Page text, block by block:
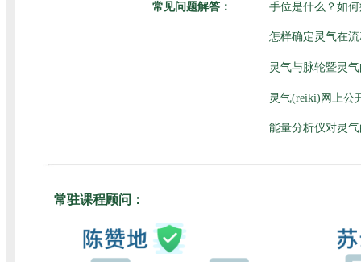
常见问题解答： 手位是什么？如
怎样确定灵气在
灵气与脉轮暨灵
灵气(reiki)网上公
能量分析仪对灵
常驻课程顾问：